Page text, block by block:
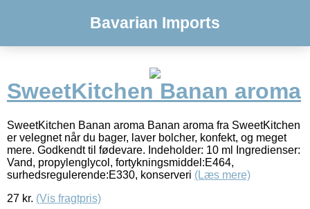
Bavarian Imports
SweetKitchen Banan aroma
SweetKitchen Banan aroma Banan aroma fra SweetKitchen
er velegnet når du bager, laver bolcher, konfekt, og meget
mere. Godkendt til fødevare. Indeholder: 10 ml Ingredienser:
Vand, propylenglycol, fortykningsmiddel:E464,
surhedsregulerende:E330, konserveri (Læs mere)
27 kr. (Vis fragtpris)